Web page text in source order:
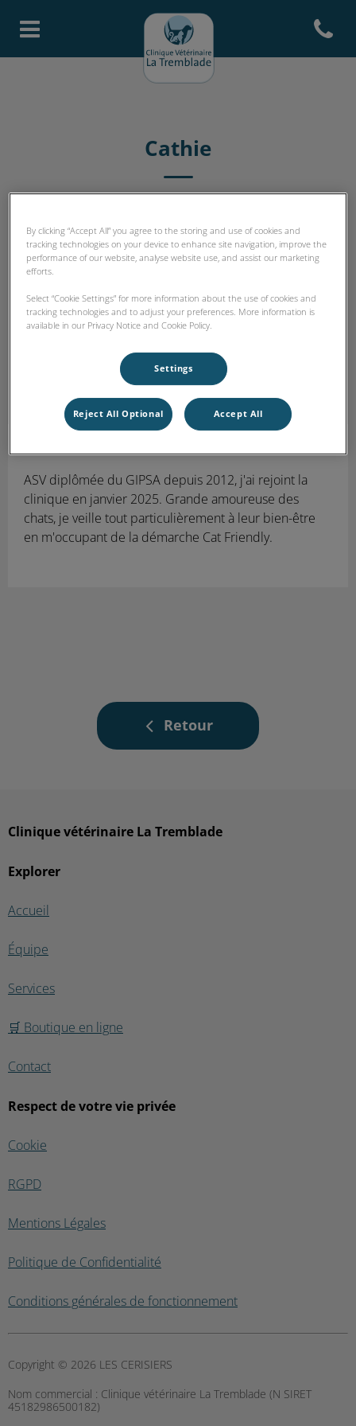
Page d'accueil de Clinique
Open
Cathie
ASV diplômée du GIPSA depuis 2012, j'ai rejoint la
clinique en janvier 2025. Grande amoureuse des
chats, je veille tout particulièrement à leur bien-être
en m'occupant de la démarche Cat Friendly.
Retour
Explorer
Accueil
Équipe
Services
🛒 Boutique en ligne
Contact
Respect de votre vie privée
Cookie
RGPD
Mentions Légales
Politique de Confidentialité
Conditions générales de fonctionnement
Clinique vétérinaire La Tremblade
Copyright © 2026 LES CERISIERS
Nom commercial : Clinique vétérinaire La Tremblade (N SIRET
45182986500182)
By clicking “Accept All” you agree to the storing and use of cookies and
tracking technologies on your device to enhance site navigation, improve the
performance of our website, analyse website use, and assist our marketing
efforts.
Select “Cookie Settings” for more information about the use of cookies and
tracking technologies and to adjust your preferences. More information is
available in our Privacy Notice and Cookie Policy.
Settings
Reject All Optional Accept All